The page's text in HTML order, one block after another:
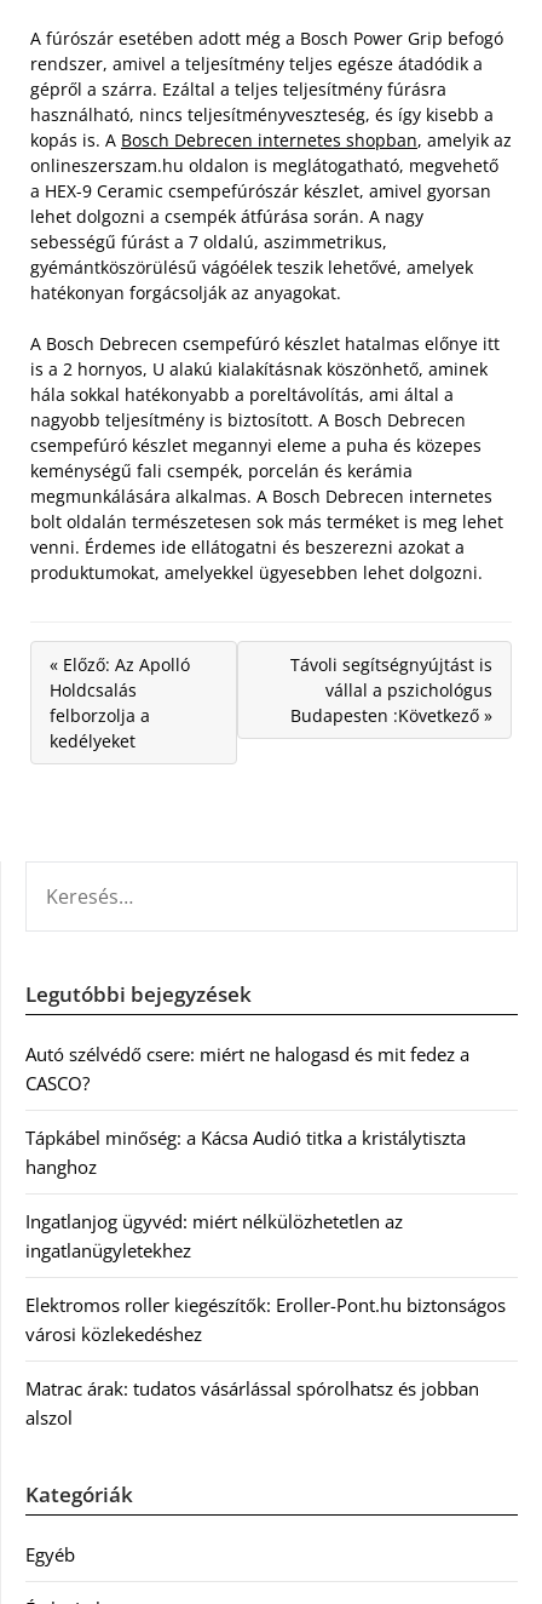
A fúrószár esetében adott még a Bosch Power Grip befogó
rendszer, amivel a teljesítmény teljes egésze átadódik a
gépről a szárra. Ezáltal a teljes teljesítmény fúrásra
használható, nincs teljesítményveszteség, és így kisebb a
kopás is. A Bosch Debrecen internetes shopban, amelyik az
onlineszerszam.hu oldalon is meglátogatható, megvehető
a HEX-9 Ceramic csempefúrószár készlet, amivel gyorsan
lehet dolgozni a csempék átfúrása során. A nagy
sebességű fúrást a 7 oldalú, aszimmetrikus,
gyémántköszörülésű vágóélek teszik lehetővé, amelyek
hatékonyan forgácsolják az anyagokat.
A Bosch Debrecen csempefúró készlet hatalmas előnye itt
is a 2 hornyos, U alakú kialakításnak köszönhető, aminek
hála sokkal hatékonyabb a poreltávolítás, ami által a
nagyobb teljesítmény is biztosított. A Bosch Debrecen
csempefúró készlet megannyi eleme a puha és közepes
keménységű fali csempék, porcelán és kerámia
megmunkálására alkalmas. A Bosch Debrecen internetes
bolt oldalán természetesen sok más terméket is meg lehet
venni. Érdemes ide ellátogatni és beszerezni azokat a
produktumokat, amelyekkel ügyesebben lehet dolgozni.
« Előző: Az Apolló
Holdcsalás
felborzolja a
kedélyeket
Távoli segítségnyújtást is
vállal a pszichológus
Budapesten :Következő »
Legutóbbi bejegyzések
Autó szélvédő csere: miért ne halogasd és mit fedez a
CASCO?
Tápkábel minőség: a Kácsa Audió titka a kristálytiszta
hanghoz
Ingatlanjog ügyvéd: miért nélkülözhetetlen az
ingatlanügyletekhez
Elektromos roller kiegészítők: Eroller-Pont.hu biztonságos
városi közlekedéshez
Matrac árak: tudatos vásárlással spórolhatsz és jobban
alszol
Kategóriák
Egyéb